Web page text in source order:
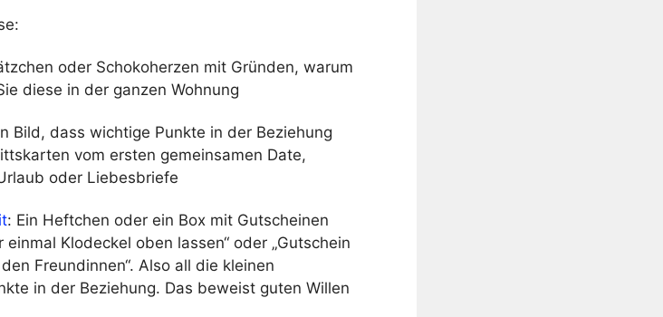
oder Schokoherzen mit Gründen, warum
diese in der ganzen Wohnung
Bild, dass wichtige Punkte in der Beziehung
vom ersten gemeinsamen Date,
oder Liebesbriefe
: Ein Heftchen oder ein Box mit Gutscheinen
Klodeckel oben lassen“ oder „Gutschein
Freundinnen“. Also all die kleinen
in der Beziehung. Das beweist guten Willen